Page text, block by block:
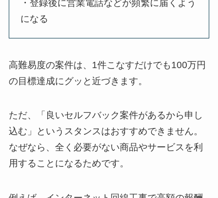
・登録後に営業電話などが頻繁に届くよう
になる
高難易度の案件は、1件こなすだけでも100万円
の目標達成にグッと近づきます。
ただ、「良いセルフバック案件があるから申し
込む」というスタンスはおすすめできません。
なぜなら、全く必要がない商品やサービスを利
用することになるためです。